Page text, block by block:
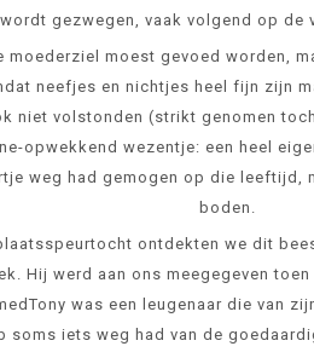
gezwegen, vaak volgend op de
moederziel moest gevoed worden,
neefjes en nichtjes heel fijn zijn
niet volstonden (strikt genomen
opwekkend wezentje: een heel
weg had gemogen op die leeftijd,
boden.
ontdekten we dit
Hij werd aan ons meegegeven
was een leugenaar die van
soms iets weg had van de